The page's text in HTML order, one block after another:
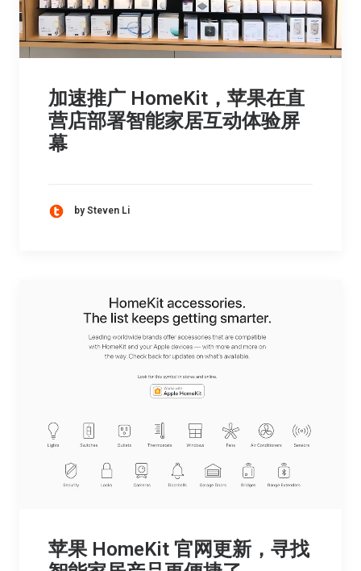
加速推广 HomeKit，苹果在直
营店部署智能家居互动体验屏
幕
by Steven Li
苹果 HomeKit 官网更新，寻找